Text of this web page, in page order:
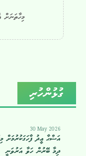
މިހާތަނަށް
ގުޅުންހުރި
30 May 2026
އަޟްޙާ ޢީދު ފާހަގަކުރުމަށް
ދިމާ ބޭރުން ހަވާ އަރުވަނީ